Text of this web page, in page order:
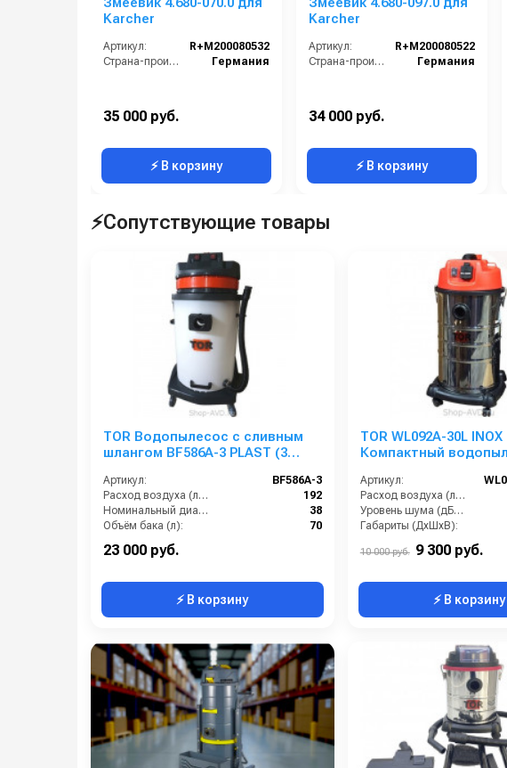
Karcher
Артикул:
R+M200080532
Страна-производитель:
Германия
35 000 руб.
⚡ В корзину
Karcher
Артикул:
R+M200080522
Страна-производитель:
Германия
34 000 руб.
⚡ В корзину
⚡Сопутствующие товары
TOR Водопылесос с сливным
шлангом BF586A-3 PLAST (3
Артикул:
BF586A-3
Расход воздуха (л/сек):
192
Номинальный диаметр принадлежностей (мм):
38
Объём бака (л):
70
23 000 руб.
⚡ В корзину
TOR WL092A-30L INOX
Компактный
Артикул:
Расход воздуха (л/сек):
Уровень шума (дБ(А)):
Габариты (ДхШхВ):
10 000 руб. 9 300 руб.
⚡ В корзину